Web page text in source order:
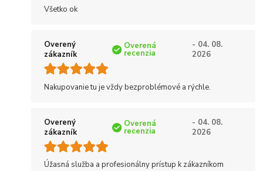
Všetko ok
Overený
zákazník
Overená
recenzia
- 04. 08.
2026
Nakupovanie tu je vždy bezproblémové a rýchle.
Overený
zákazník
Overená
recenzia
- 04. 08.
2026
Úžasná služba a profesionálny prístup k zákazníkom